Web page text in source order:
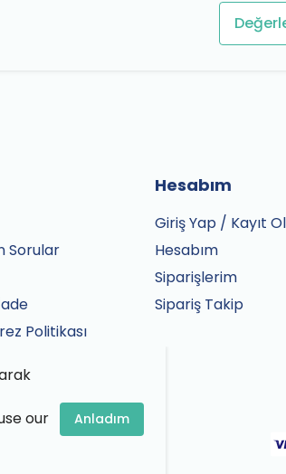
our
Anladım
Sorular
Politikası
Hesabım
Giriş Yap / Kayıt Ol
Hesabım
Siparişlerim
Sipariş Takip